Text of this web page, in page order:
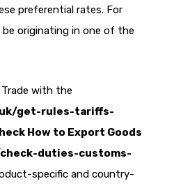
preferential rates. For
originating in one of the
with the
get-rules-tariffs-
How to Export Goods
duties-customs-
specific and country-